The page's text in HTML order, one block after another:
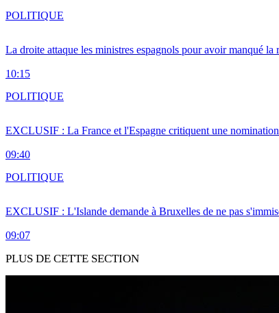
La droite attaque les ministres espagnols pour avoir manqué
10:15
POLITIQUE
EXCLUSIF : La France et l'Espagne critiquent une
09:40
POLITIQUE
EXCLUSIF : L'Islande demande à Bruxelles de ne pas
09:07
POLITIQUE
PLUS DE CETTE SECTION